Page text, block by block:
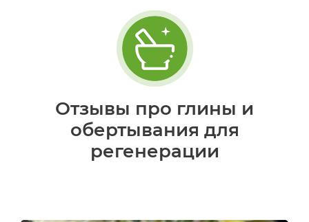
Отзывы про глины и
обертывания для
регенерации